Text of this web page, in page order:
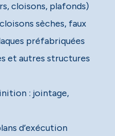
cloisons, plafonds)
sèches, faux
préfabriquées
et autres structures
: jointage,
d’exécution